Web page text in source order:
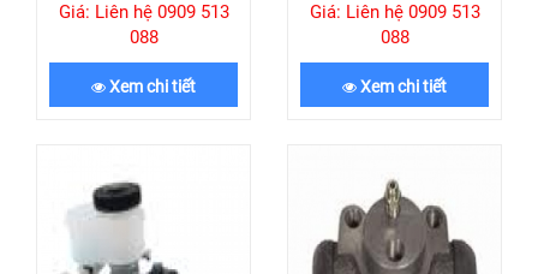
Giá: Liên hệ 0909 513
088
Xem chi tiết
Giá: Liên hệ 0909 513
088
Xem chi tiết